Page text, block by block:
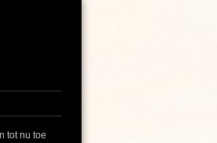
tot nu toe